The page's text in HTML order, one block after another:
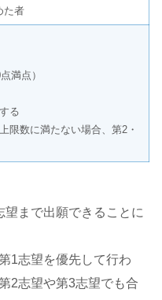
た者
満点）
る
限数に満たない場合、第2・
まで出願できることに
1志望を優先して行わ
2志望や第3志望でも合